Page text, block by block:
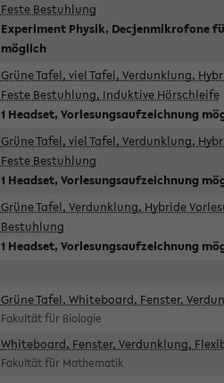
Feste Bestuhlung
Experiment Physik, Decjenmikrofone
möglich
Grüne Tafel, viel Tafel, Verdunklung,
Feste Bestuhlung, Induktive Hörschleife
1 Headset, Vorlesungsaufzeichnung
Grüne Tafel, viel Tafel, Verdunklung,
Feste Bestuhlung
1 Headset, Vorlesungsaufzeichnung
Grüne Tafel, Verdunklung, Hybride
Bestuhlung
1 Headset, Vorlesungsaufzeichnung
Grüne Tafel, Whiteboard, Fenster,
Fakultät für Biologie
Whiteboard, Fenster, Verdunklung,
Fakultät für Mathematik